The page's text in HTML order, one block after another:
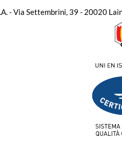
- Via Settembrini, 39 - 20020